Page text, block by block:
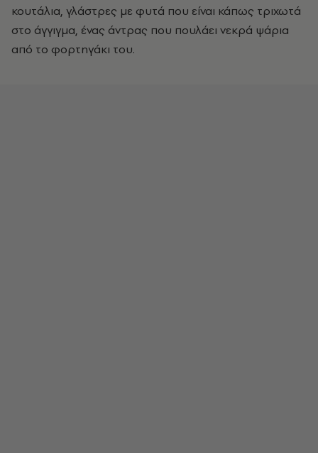
κουτάλια, γλάστρες με φυτά που είναι κάπως τριχωτά
στο άγγιγμα, ένας άντρας που πουλάει νεκρά ψάρια
από το φορτηγάκι του.